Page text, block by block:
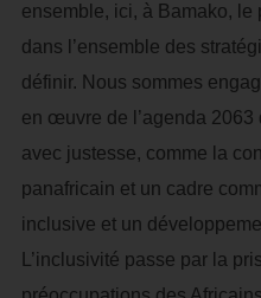
ensemble, ici, à Bamako, le
dans l’ensemble des
définir. Nous sommes
en œuvre de l’agenda 2063
avec justesse, comme la
panafricain et un cadre
inclusive et un
L’inclusivité passe par la